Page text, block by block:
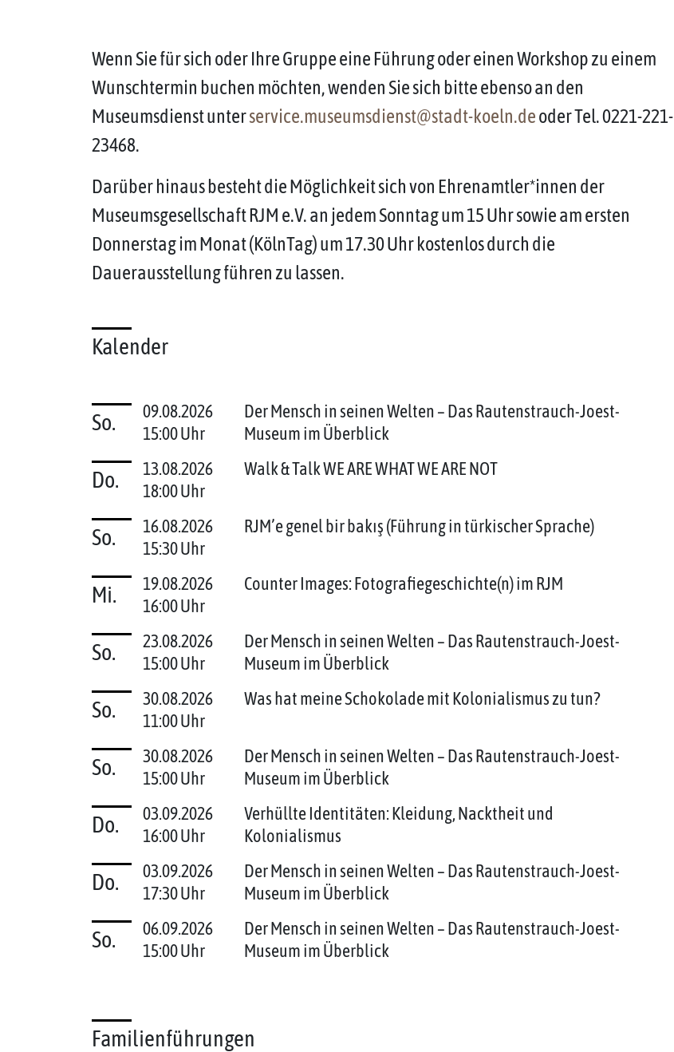
Wenn Sie für sich oder Ihre Gruppe eine Führung oder einen Workshop zu einem
Wunschtermin buchen möchten, wenden Sie sich bitte ebenso an den
Museumsdienst unterservice.museumsdienst@stadt-koeln.deoder Tel. 0221-221-
23468.
Darüber hinaus besteht die Möglichkeit sich von Ehrenamtler*innen der
Museumsgesellschaft RJM e.V. an jedem Sonntag um 15 Uhr sowie am ersten
Donnerstag im Monat (KölnTag) um 17.30 Uhr kostenlos durch die
Dauerausstellung führen zu lassen.
Kalender
So.
09.08.2026
15:00 Uhr
Der Mensch in seinen Welten – Das Rautenstrauch-Joest-
Museum im Überblick
Do.
13.08.2026
18:00 Uhr
Walk & Talk WE ARE WHAT WE ARE NOT
So.
16.08.2026
15:30 Uhr
RJM’e genel bir bakış (Führung in türkischer Sprache)
Mi.
19.08.2026
16:00 Uhr
Counter Images: Fotografiegeschichte(n) im RJM
So.
23.08.2026
15:00 Uhr
Der Mensch in seinen Welten – Das Rautenstrauch-Joest-
Museum im Überblick
So.
30.08.2026
11:00 Uhr
Was hat meine Schokolade mit Kolonialismus zu tun?
So.
30.08.2026
15:00 Uhr
Der Mensch in seinen Welten – Das Rautenstrauch-Joest-
Museum im Überblick
Do.
03.09.2026
16:00 Uhr
Verhüllte Identitäten: Kleidung, Nacktheit und
Kolonialismus
Do.
03.09.2026
17:30 Uhr
Der Mensch in seinen Welten – Das Rautenstrauch-Joest-
Museum im Überblick
So.
06.09.2026
15:00 Uhr
Der Mensch in seinen Welten – Das Rautenstrauch-Joest-
Museum im Überblick
Familienführungen